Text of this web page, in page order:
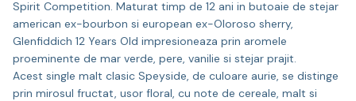
Spirit Competition. Maturat timp de 12 ani in butoaie de stejar
american ex-bourbon si european ex-Oloroso sherry,
Glenfiddich 12 Years Old impresioneaza prin aromele
proeminente de mar verde, pere, vanilie si stejar prajit.
Acest single malt clasic Speyside, de culoare aurie, se distinge
prin mirosul fructat, usor floral, cu note de cereale, malt si